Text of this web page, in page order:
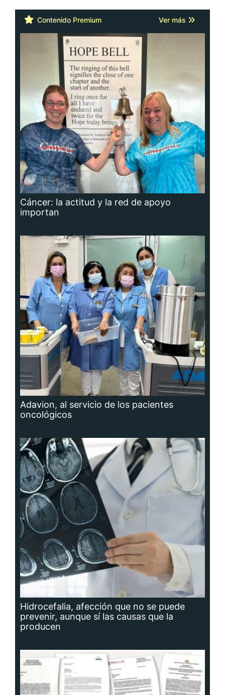
Contenido Premium Ver más
Cáncer: la actitud y la red de apoyo
importan
Adavion, al servicio de los pacientes
oncológicos
Hidrocefalia, afección que no se puede
prevenir, aunque sí las causas que la
producen